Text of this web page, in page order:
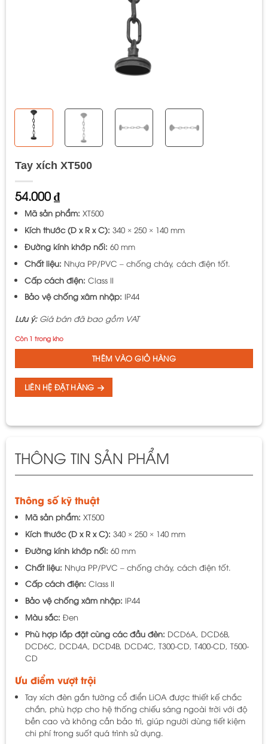
Tay xích XT500
54.000₫
Mã sản phẩm: XT500
Kích thước (D x R x C): 340 × 250 × 140 mm
Đường kính khớp nối: 60 mm
Chất liệu: Nhựa PP/PVC – chống cháy, cách điện tốt.
Cấp cách điện: Class II
Bảo vệ chống xâm nhập: IP44
Lưu ý:Giá bán đã bao gồm VAT
Còn 1 trong kho
THÊM VÀO GIỎ HÀNG
LIÊN HỆ ĐẶT HÀNG
THÔNG TIN SẢN PHẨM
Thông số kỹ thuật
Mã sản phẩm: XT500
Kích thước (D x R x C): 340 × 250 × 140 mm
Đường kính khớp nối: 60 mm
Chất liệu: Nhựa PP/PVC – chống cháy, cách điện tốt.
Cấp cách điện: Class II
Bảo vệ chống xâm nhập: IP44
Màu sắc: Đen
Phù hợp lắp đặt cùng các đầu đèn: DCD6A, DCD6B,
DCD6C, DCD4A, DCD4B, DCD4C, T300-CD, T400-CD, T500-
CD
Ưu điểm vượt trội
Tay xích đèn gắn tường cổ điển LiOA được thiết kế chắc
chắn, phù hợp cho hệ thống chiếu sáng ngoài trời với độ
bền cao và không cần bảo trì, giúp người dùng tiết kiệm
chi phí trong suốt quá trình sử dụng.